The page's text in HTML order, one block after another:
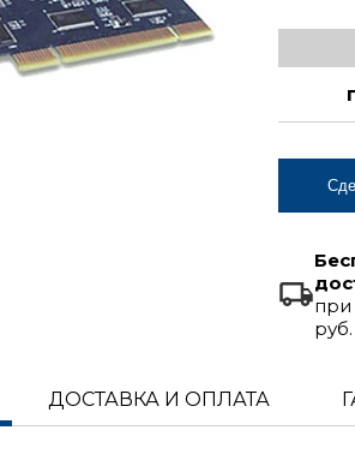
при
руб.
ДОСТАВКА И ОПЛАТА